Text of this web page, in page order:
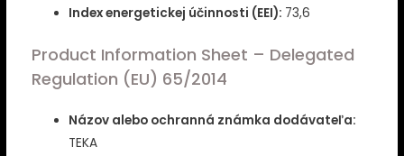
Index energetickej účinnosti (EEI): 73,6
Product Information Sheet – Delegated
Regulation (EU) 65/2014
Názov alebo ochranná známka dodávateľa:
TEKA